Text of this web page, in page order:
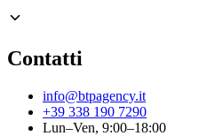
Contatti
info@btpagency.it
+39 338 190 7290
Lun–Ven, 9:00–18:00